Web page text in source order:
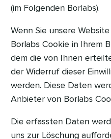
(im Folgenden Borlabs).
Wenn Sie unsere
Borlabs Cookie in Ihrem
dem die von Ihnen
der Widerruf dieser
werden. Diese Daten
Anbieter von Borlabs
Die erfassten Daten
uns zur Löschung